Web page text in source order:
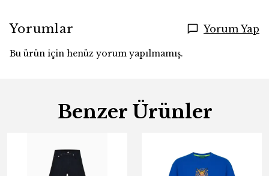
Yorumlar Yorum Yap
Bu ürün için henüz yorum yapılmamış.
Benzer Ürünler